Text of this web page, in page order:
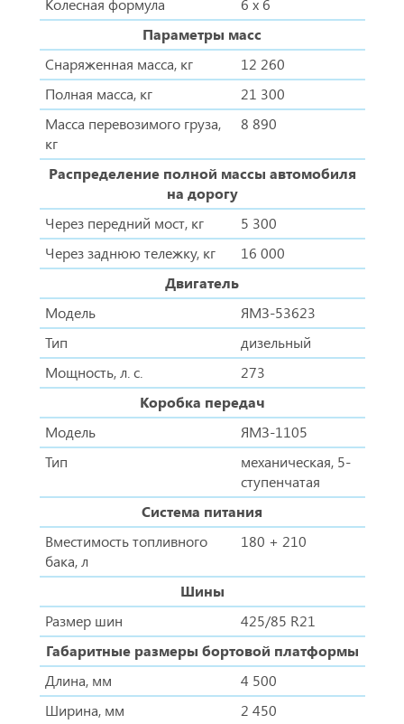
Параметры масс
Снаряженная масса, кг
12 260
Полная масса, кг
21 300
Масса перевозимого груза,
кг
8 890
Распределение полной массы автомобиля
на дорогу
Через передний мост, кг
5 300
Через заднюю тележку, кг
16 000
Двигатель
Модель
ЯМЗ-53623
Тип
дизельный
Мощность, л. с.
273
Коробка передач
Модель
ЯМЗ-1105
Тип
механическая, 5-
ступенчатая
Система питания
Вместимость топливного
бака, л
180 + 210
Шины
Размер шин
425/85 R21
Габаритные размеры бортовой платформы
Длина, мм
4 500
Ширина, мм
2 450